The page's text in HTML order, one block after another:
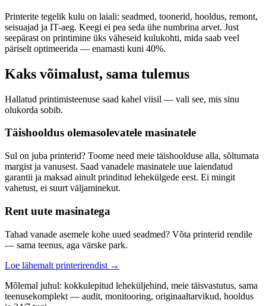
Printerite tegelik kulu on laiali: seadmed, toonerid, hooldus, remont,
seisuajad ja IT-aeg. Keegi ei pea seda ühe numbrina arvet. Just
seepärast on printimine üks väheseid kulukohti, mida saab veel
päriselt optimeerida — enamasti kuni 40%.
Kaks võimalust, sama tulemus
Hallatud printimisteenuse saad kahel viisil — vali see, mis sinu
olukorda sobib.
Täishooldus olemasolevatele masinatele
Sul on juba printerid? Toome need meie täishoolduse alla, sõltumata
margist ja vanusest. Saad vanadele masinatele uue laiendatud
garantii ja maksad ainult prinditud lehekülgede eest. Ei mingit
vahetust, ei suurt väljaminekut.
Rent uute masinatega
Tahad vanade asemele kohe uued seadmed? Võta printerid rendile
— sama teenus, aga värske park.
Loe lähemalt printerirendist →
Mõlemal juhul: kokkulepitud leheküljehind, meie täisvastutus, sama
teenusekomplekt — audit, monitooring, originaaltarvikud, hooldus